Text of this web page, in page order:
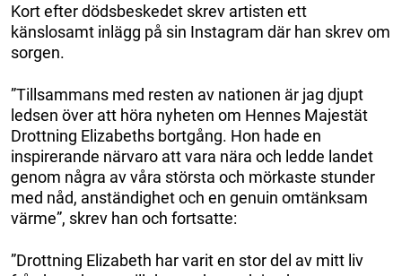
Kort efter dödsbeskedet skrev artisten ett
känslosamt inlägg på sin Instagram där han skrev om
sorgen.
”Tillsammans med resten av nationen är jag djupt
ledsen över att höra nyheten om Hennes Majestät
Drottning Elizabeths bortgång. Hon hade en
inspirerande närvaro att vara nära och ledde landet
genom några av våra största och mörkaste stunder
med nåd, anständighet och en genuin omtänksam
värme”, skrev han och fortsatte:
”Drottning Elizabeth har varit en stor del av mitt liv